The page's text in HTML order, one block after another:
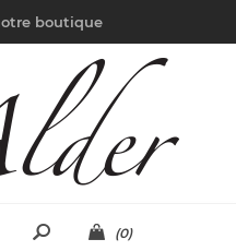
boutique
(0)